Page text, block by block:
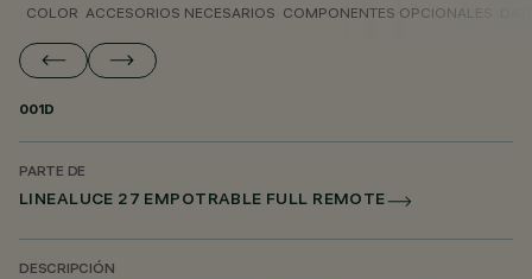
COLOR ACCESORIOS NECESARIOS COMPONENTES OPCIONALES
001D
PARTE DE
LINEALUCE 27 EMPOTRABLE FULL REMOTE
DESCRIPCIÓN